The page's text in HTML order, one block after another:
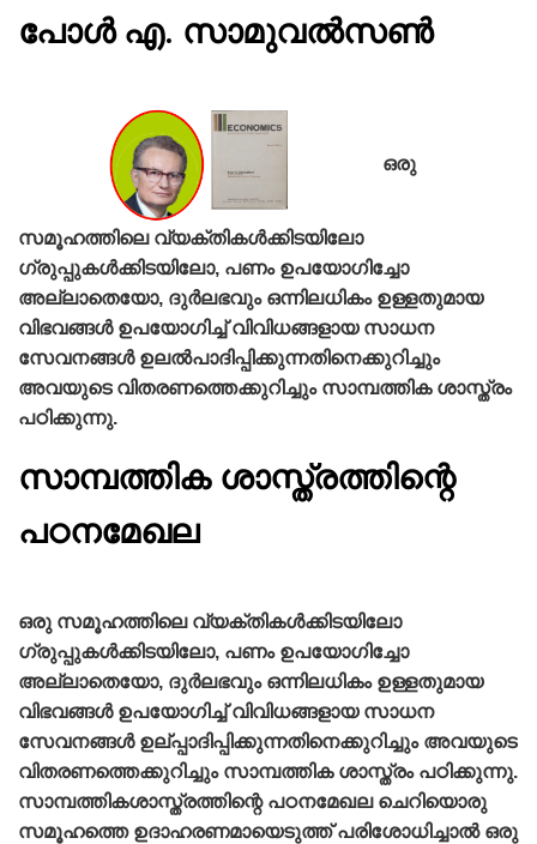
പോള്‍ എ. സാമുവല്‍സണ്‍
ഒരു
സമൂഹത്തിലെ വ്യക്തികള്‍ക്കിടയിലോ
ഗ്രുപ്പുകള്‍ക്കിടയിലോ, പണം ഉപയോഗിച്ചോ
അല്ലാതെയോ, ദുര്‍ലഭവും ഒന്നിലധികം ഉള്ളതുമായ
വിഭവങ്ങള്‍ ഉപയോഗിച്ച്‌ വിവിധങ്ങളായ സാധന
സേവനങ്ങള്‍ ഉലല്‍പാദിപ്പിക്കുന്നതിനെക്കുറിച്ചും
അവയുടെ വിതരണത്തെക്കുറിച്ചും സാമ്പത്തിക ശാസ്ത്രം
പഠിക്കുന്നു.
സാമ്പത്തിക ശാസ്ത്രത്തിന്റെ
പഠനമേഖല
ഒരു സമൂഹത്തിലെ വ്യക്തികള്‍ക്കിടയിലോ
ഗ്രുപ്പുകള്‍ക്കിടയിലോ, പണം ഉപയോഗിച്ചോ
അല്ലാതെയോ, ദുര്‍ലഭവും ഒന്നിലധികം ഉള്ളതുമായ
വിഭവങ്ങള്‍ ഉപയോഗിച്ച്‌ വിവിധങ്ങളായ സാധന
സേവനങ്ങള്‍ ഉല്പ്പാദിപ്പിക്കുന്നതിനെക്കുറിച്ചും അവയുടെ
വിതരണത്തെക്കുറിച്ചും സാമ്പത്തിക ശാസ്ത്രം പഠിക്കുന്നു.
സാമ്പത്തികശാസ്ത്രത്തിന്റെ പഠനമേഖല ചെറിയൊരു
സമൂഹത്തെ ഉദാഹരണമായെടുത്ത്‌ പരിശോധിച്ചാല്‍ ഒരു